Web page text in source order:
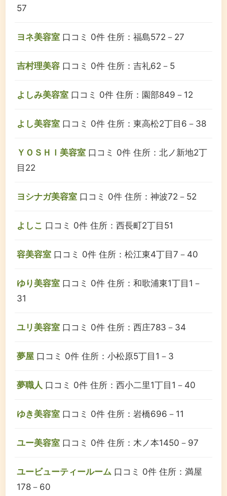
57
ヨネ美容室 口コミ 0件 住所：福島572－27
吉村理美容 口コミ 0件 住所：吉礼62－5
よしみ美容室 口コミ 0件 住所：園部849－12
よし美容室 口コミ 0件 住所：東高松2丁目6－38
ＹＯＳＨＩ美容室 口コミ 0件 住所：北ノ新地2丁
目22
ヨシナガ美容室 口コミ 0件 住所：神波72－52
よしこ 口コミ 0件 住所：西長町2丁目51
容美容室 口コミ 0件 住所：松江東4丁目7－40
ゆり美容室 口コミ 0件 住所：和歌浦東1丁目1－
31
ユリ美容室 口コミ 0件 住所：西庄783－34
夢屋 口コミ 0件 住所：小松原5丁目1－3
夢職人 口コミ 0件 住所：西小二里1丁目1－40
ゆき美容室 口コミ 0件 住所：岩橋696－11
ユー美容室 口コミ 0件 住所：木ノ本1450－97
ユービューティールーム 口コミ 0件 住所：満屋
178－60